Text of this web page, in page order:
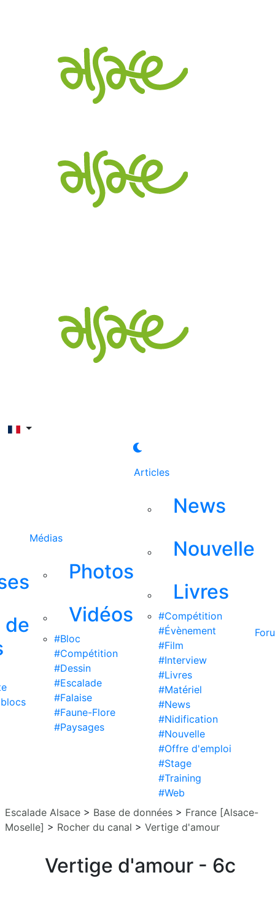
de
Médias
Photos
Vidéos
#Bloc
#Compétition
#Dessin
#Escalade
#Falaise
#Faune-Flore
#Paysages
Articles
News
Nouvelle
Livres
#Compétition
#Évènement
#Film
#Interview
#Livres
#Matériel
#News
#Nidification
#Nouvelle
#Offre d'emploi
#Stage
#Training
#Web
Escalade Alsace > Base de données > France [Alsace-
Moselle] > Rocher du canal > Vertige d'amour
Vertige d'amour - 6c